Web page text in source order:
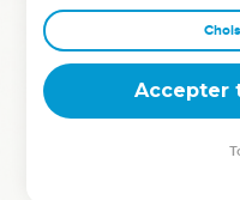
destruction, avec leurs
Il ne resta pas d'Anakim
resta qu'à Gaza, à Gath et à
Josué s'empara donc
ce que l'Eternel avait dit à
Accepter